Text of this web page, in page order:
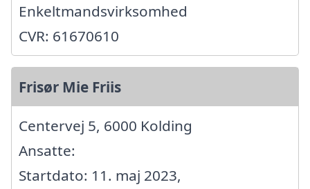
Enkeltmandsvirksomhed
CVR: 61670610
Frisør Mie Friis
Centervej 5, 6000 Kolding
Ansatte:
Startdato: 11. maj 2023,